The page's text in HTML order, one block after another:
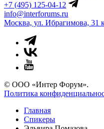
+7 (495) 125-04-12
info@interforums.ru
Москва, ул. Ибрагимова, 31
© ООО «Интер Форум».
Политика
Главная
Спикеры